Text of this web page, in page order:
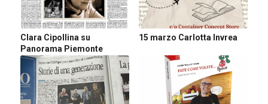
Clara Cipollina su
Panorama Piemonte
15 marzo Carlotta Invrea